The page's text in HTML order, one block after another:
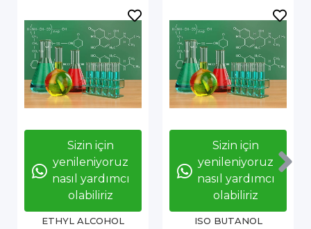
Sizin için
yenileniyoruz
nasıl yardımcı
olabiliriz
ETHYL ALCOHOL
Sizin için
yenileniyoruz
nasıl yardımcı
olabiliriz
ISO BUTANOL